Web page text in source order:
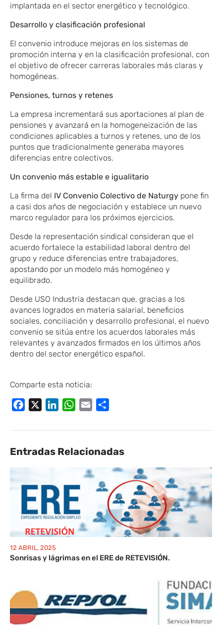
implantada en el sector energético y tecnológico.
Desarrollo y clasificación profesional
El convenio introduce mejoras en los sistemas de
promoción interna y en la clasificación profesional, con
el objetivo de ofrecer carreras laborales más claras y
homogéneas.
Pensiones, turnos y retenes
La empresa incrementará sus aportaciones al plan de
pensiones y avanzará en la homogeneización de las
condiciones aplicables a turnos y retenes, uno de los
puntos que tradicionalmente generaba mayores
diferencias entre colectivos.
Un convenio más estable e igualitario
La firma del IV Convenio Colectivo de Naturgy pone fin
a casi dos años de negociación y establece un nuevo
marco regulador para los próximos ejercicios.
Desde la representación sindical consideran que el
acuerdo fortalece la estabilidad laboral dentro del
grupo y reduce diferencias entre trabajadores,
apostando por un modelo más homogéneo y
equilibrado.
Desde USO Industria destacan que, gracias a los
avances logrados en materia salarial, beneficios
sociales, conciliación y desarrollo profesional, el nuevo
convenio se sitúa entre los acuerdos laborales más
relevantes y avanzados firmados en los últimos años
dentro del sector energético español.
Comparte esta noticia:
Facebook LinkedInWhatsApp
Email
Entradas Relacionadas
12 ABRIL, 2025
Sonrisas y lágrimas en el ERE de RETEVISIÓN.